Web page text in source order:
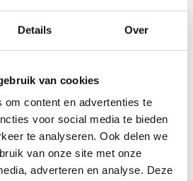
Details Over
van cookies
om content en advertenties te
voor social media te bieden
te analyseren. Ook delen we
van onze site met onze
adverteren en analyse. Deze
bereiken op: (0341) 46 36 50.
komt u naar het ziekenhuis. In
staat hoe laat en waar u moet zijn.